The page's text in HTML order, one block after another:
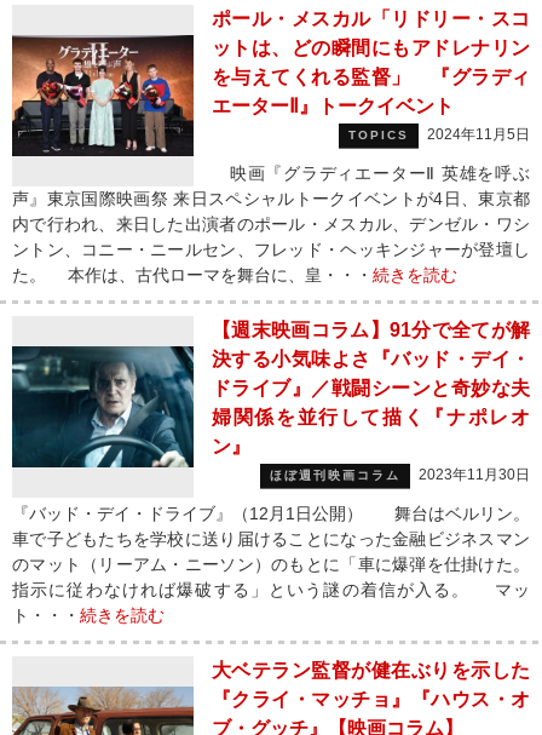
ポール・メスカル「リドリー・スコ
ットは、どの瞬間にもアドレナリン
を与えてくれる監督」 『グラディ
エーターⅡ』トークイベント
TOPICS 2024年11月5日
映画『グラディエーターⅡ 英雄を呼ぶ
声』東京国際映画祭 来日スペシャルトークイベントが4日、東京都
内で行われ、来日した出演者のポール・メスカル、デンゼル・ワシ
ントン、コニー・ニールセン、フレッド・ヘッキンジャーが登壇し
た。 本作は、古代ローマを舞台に、皇・・・ 続きを読む
【週末映画コラム】91分で全てが解
決する小気味よさ『バッド・デイ・
ドライブ』／戦闘シーンと奇妙な夫
婦関係を並行して描く『ナポレオ
ン』
ほぼ週刊映画コラム 2023年11月30日
『バッド・デイ・ドライブ』（12月1日公開） 舞台はベルリン。
車で子どもたちを学校に送り届けることになった金融ビジネスマン
のマット（リーアム・ニーソン）のもとに「車に爆弾を仕掛けた。
指示に従わなければ爆破する」という謎の着信が入る。 マッ
ト・・・ 続きを読む
大ベテラン監督が健在ぶりを示した
『クライ・マッチョ』『ハウス・オ
ブ・グッチ』【映画コラム】